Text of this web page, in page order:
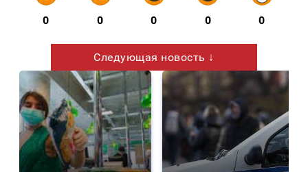
0 0 0 0 0
Следующая новость ↓